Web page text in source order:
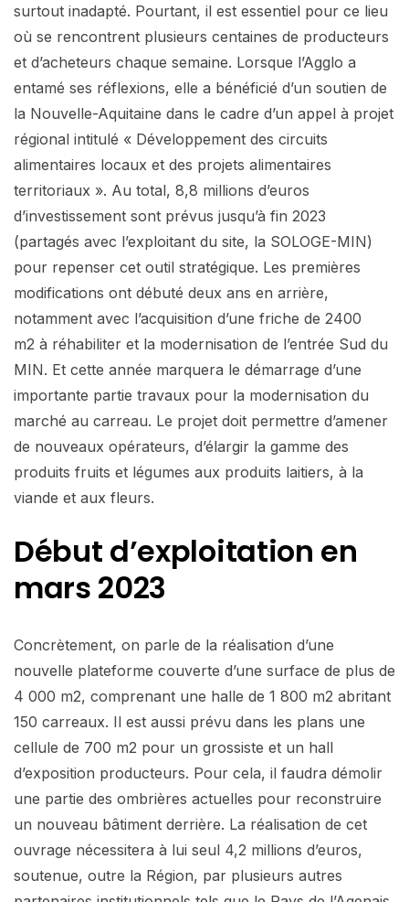
surtout inadapté. Pourtant, il est essentiel pour ce lieu
où se rencontrent plusieurs centaines de producteurs
et d’acheteurs chaque semaine. Lorsque l’Agglo a
entamé ses réflexions, elle a bénéficié d’un soutien de
la Nouvelle-Aquitaine dans le cadre d’un appel à projet
régional intitulé « Développement des circuits
alimentaires locaux et des projets alimentaires
territoriaux ». Au total, 8,8 millions d’euros
d’investissement sont prévus jusqu’à fin 2023
(partagés avec l’exploitant du site, la SOLOGE-MIN)
pour repenser cet outil stratégique. Les premières
modifications ont débuté deux ans en arrière,
notamment avec l’acquisition d’une friche de 2400
m2 à réhabiliter et la modernisation de l’entrée Sud du
MIN. Et cette année marquera le démarrage d’une
importante partie travaux pour la modernisation du
marché au carreau. Le projet doit permettre d’amener
de nouveaux opérateurs, d’élargir la gamme des
produits fruits et légumes aux produits laitiers, à la
viande et aux fleurs.
Début d’exploitation en
mars 2023
Concrètement, on parle de la réalisation d’une
nouvelle plateforme couverte d’une surface de plus de
4 000 m2, comprenant une halle de 1 800 m2 abritant
150 carreaux. Il est aussi prévu dans les plans une
cellule de 700 m2 pour un grossiste et un hall
d’exposition producteurs. Pour cela, il faudra démolir
une partie des ombrières actuelles pour reconstruire
un nouveau bâtiment derrière. La réalisation de cet
ouvrage nécessitera à lui seul 4,2 millions d’euros,
soutenue, outre la Région, par plusieurs autres